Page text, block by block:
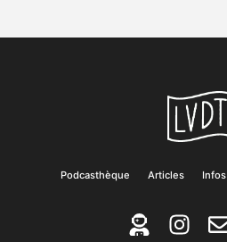
Podcasthèque Articles Infos